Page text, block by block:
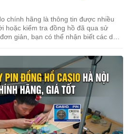
chính hãng là thông tin được nhiều
hoặc kiểm tra đồng hồ đã qua sử
giản, bạn có thể nhận biết các dấu